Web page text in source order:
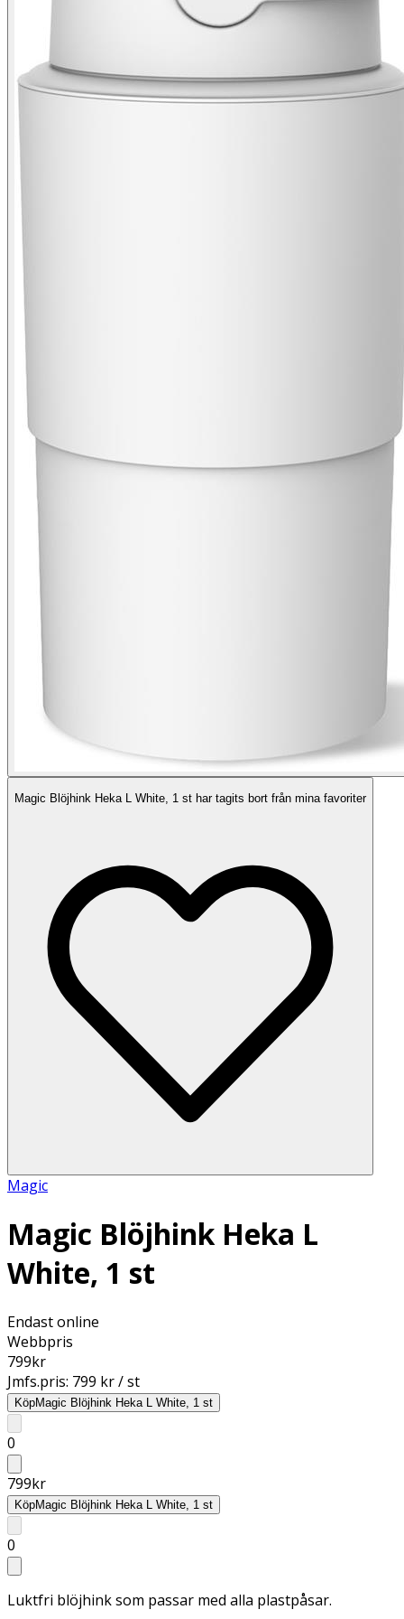
Magic Blöjhink Heka L White, 1 st har tagits bort från mina favoriter
Magic
Magic Blöjhink Heka L
White, 1 st
Endast online
Webbpris
799kr
Jmfs.pris: 799 kr / st
KöpMagic Blöjhink Heka L White, 1 st
0
799kr
KöpMagic Blöjhink Heka L White, 1 st
0
Luktfri blöjhink som passar med alla plastpåsar.